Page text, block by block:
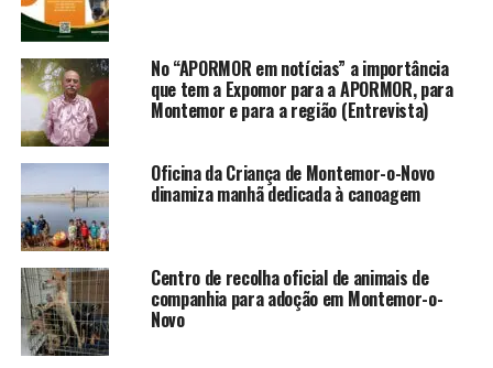
No “APORMOR em notícias” a importância
que tem a Expomor para a APORMOR, para
Montemor e para a região (Entrevista)
Oficina da Criança de Montemor-o-Novo
dinamiza manhã dedicada à canoagem
Centro de recolha oficial de animais de
companhia para adoção em Montemor-o-
Novo